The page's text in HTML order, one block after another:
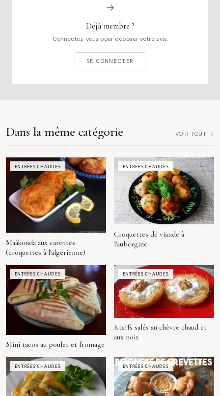
→
Déjà membre ?
Connectez-vous pour déposer votre avis.
SE CONNECTER
Dans la même catégorie VOIR TOUT →
ENTRÉES CHAUDES
Maâkouda aux carottes
(croquettes à l'algérienne)
ENTRÉES CHAUDES
Croquettes de viande à
l'aubergine
ENTRÉES CHAUDES
Mini tacos au poulet et fromage
ENTRÉES CHAUDES
Ktaïfs salés au chèvre chaud et
aux noix
ENTRÉES CHAUDES ENTRÉES CHAUDES